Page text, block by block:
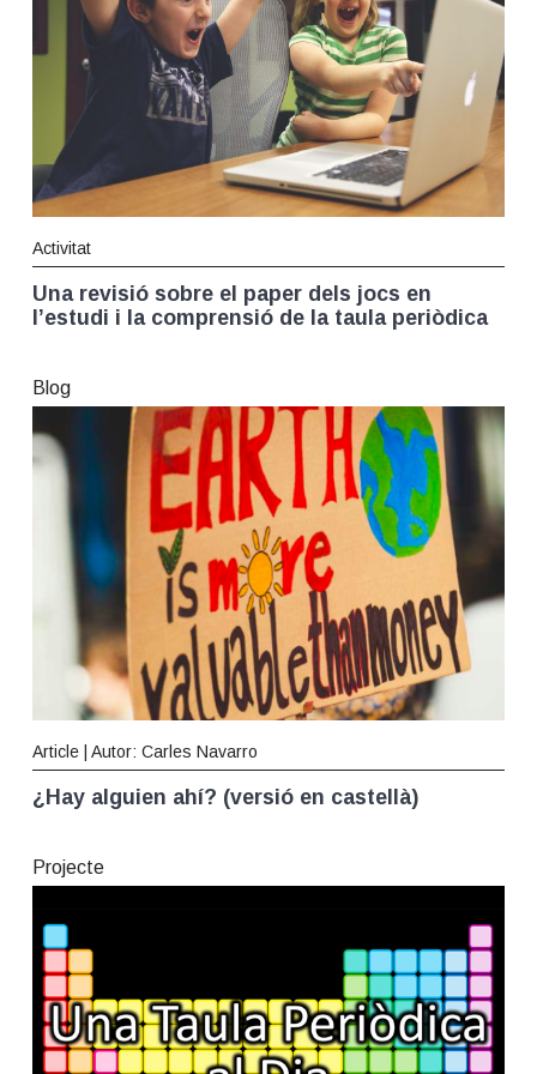
Activitat
Una revisió sobre el paper dels jocs en
l’estudi i la comprensió de la taula periòdica
Blog
Article | Autor: Carles Navarro
¿Hay alguien ahí? (versió en castellà)
Projecte